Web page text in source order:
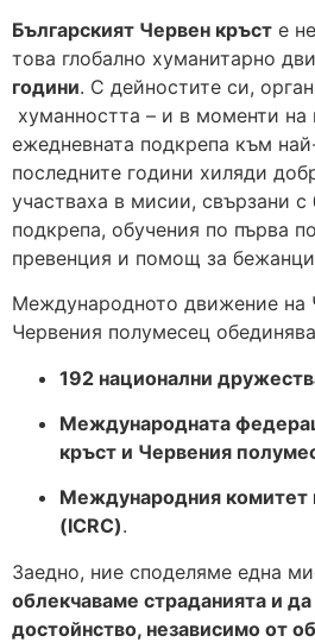
Българският Червен кръст е
това глобално хуманитарно
години. С дейностите си,
хуманността – и в моменти на
ежедневната подкрепа към
последните години хиляди
участваха в мисии, свързани с
подкрепа, обучения по първа
превенция и помощ за
Международното движение на
Червения полумесец
192 национални
Международната
кръст и Червения
Международния комитет
(ICRC).
Заедно, ние споделяме една
облекчаваме страданията и
достойнство, независимо от